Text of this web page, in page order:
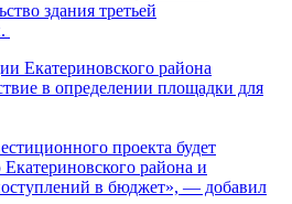
здания третьей
Екатериновского района
в определении площадки для
проекта будет
района и
в бюджет», — добавил